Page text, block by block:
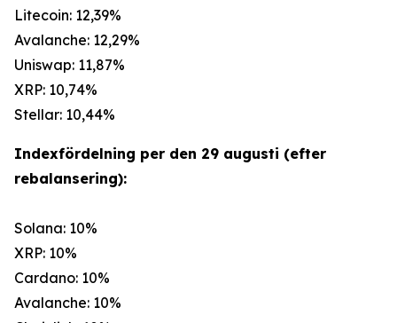
Litecoin: 12,39%
Avalanche: 12,29%
Uniswap: 11,87%
XRP: 10,74%
Stellar: 10,44%
Indexfördelning per den 29 augusti (efter
rebalansering):
Solana: 10%
XRP: 10%
Cardano: 10%
Avalanche: 10%